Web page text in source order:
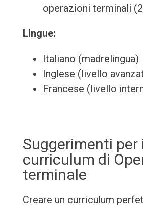
operazioni terminali
Lingue:
Italiano (madrelingua)
Inglese (livello
Francese (livello
Suggerimenti per
curriculum di
terminale
Creare un curriculum